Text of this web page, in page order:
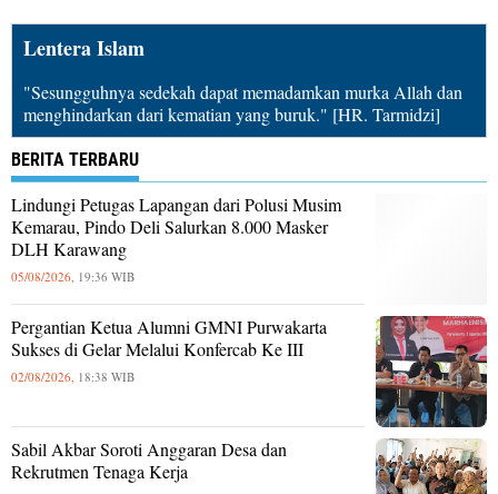
Lentera Islam
"Sesungguhnya sedekah dapat memadamkan murka Allah dan
menghindarkan dari kematian yang buruk." [HR. Tarmidzi]
BERITA TERBARU
Lindungi Petugas Lapangan dari Polusi Musim
Kemarau, Pindo Deli Salurkan 8.000 Masker
DLH Karawang
05/08/2026, 19:36 WIB
Pergantian Ketua Alumni GMNI Purwakarta
Sukses di Gelar Melalui Konfercab Ke III
02/08/2026, 18:38 WIB
Sabil Akbar Soroti Anggaran Desa dan
Rekrutmen Tenaga Kerja